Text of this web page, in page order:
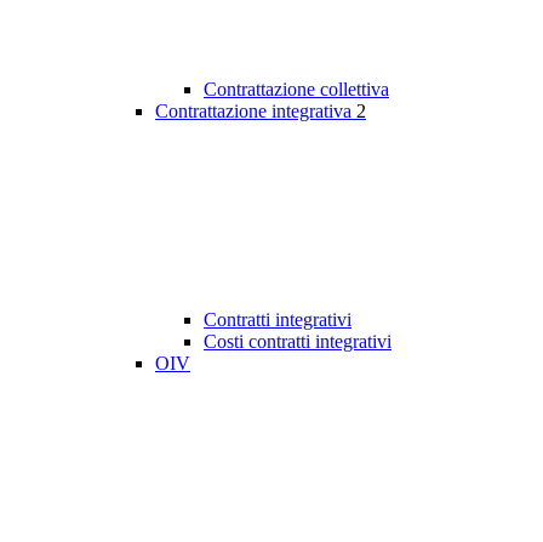
Contrattazione collettiva
Contrattazione integrativa 2
Contratti integrativi
Costi contratti integrativi
OIV